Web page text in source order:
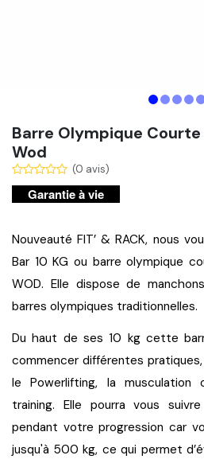
Barre Olympique
Wod
(0 avis)
Garantie à vie
Nouveauté FIT’ & RACK, nous
Bar 10 KG ou barre olympique
WOD. Elle dispose de
barres olympiques traditionnelles.
Du haut de ses 10 kg cette
commencer différentes
le Powerlifting, la musculation
training. Elle pourra vous
pendant votre progression car
jusqu'à 500 kg, ce qui permet